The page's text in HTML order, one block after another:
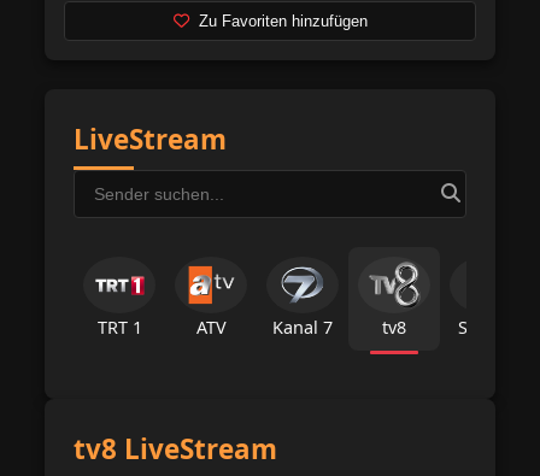
Zu Favoriten hinzufügen
LiveStream
TRT 1 ATV Kanal 7 tv8 Star Tv
tv8 LiveStream